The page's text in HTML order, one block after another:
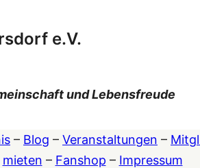
e.V.
und Lebensfreude
– Blog – Veranstaltungen –
mieten – Fanshop – Impressum